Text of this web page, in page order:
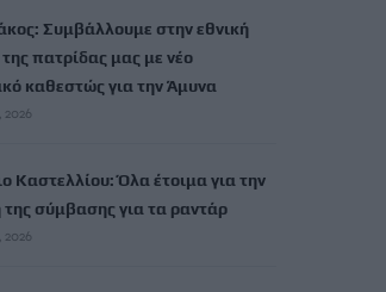
Συμβάλλουμε στην εθνική
πατρίδας μας με νέο
καθεστώς για την Άμυνα
Καστελλίου: Όλα έτοιμα για την
σύμβασης για τα ραντάρ